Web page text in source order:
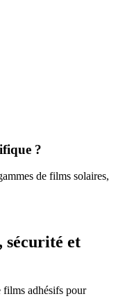
?
de films solaires,
sécurité et
films adhésifs pour